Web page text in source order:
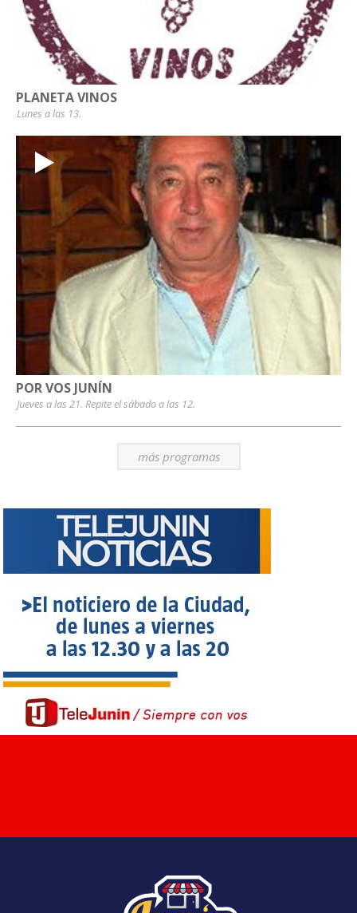
PLANETA VINOS
Lunes a las 13.
POR VOS JUNÍN
Jueves a las 21. Repite el sábado a las 12.
más programas